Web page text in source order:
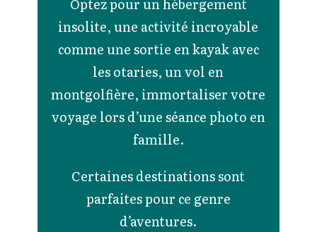
Optez pour un hébergement
insolite, une activité incroyable
comme une sortie en kayak avec
les otaries, un vol en
montgolfière, immortaliser votre
voyage lors d’une séance photo en
famille.
Certaines destinations sont
parfaites pour ce genre
d’aventures.